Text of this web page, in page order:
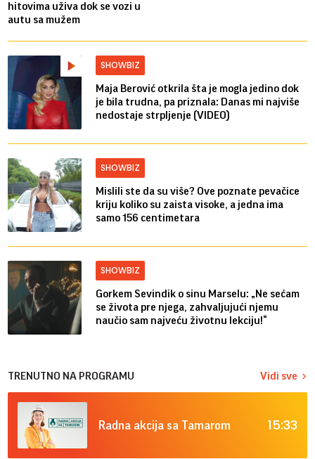
hitovima uživa dok se vozi u
autu sa mužem
SHOWBIZ
Maja Berović otkrila šta je mogla jedino dok
je bila trudna, pa priznala: Danas mi najviše
nedostaje strpljenje (VIDEO)
SHOWBIZ
Mislili ste da su više? Ove poznate pevačice
kriju koliko su zaista visoke, a jedna ima
samo 156 centimetara
SHOWBIZ
Gorkem Sevindik o sinu Marselu: „Ne sećam
se života pre njega, zahvaljujući njemu
naučio sam najveću životnu lekciju!“
TRENUTNO NA PROGRAMU Vidi sve
Radna akcija sa Tamarom 15:33